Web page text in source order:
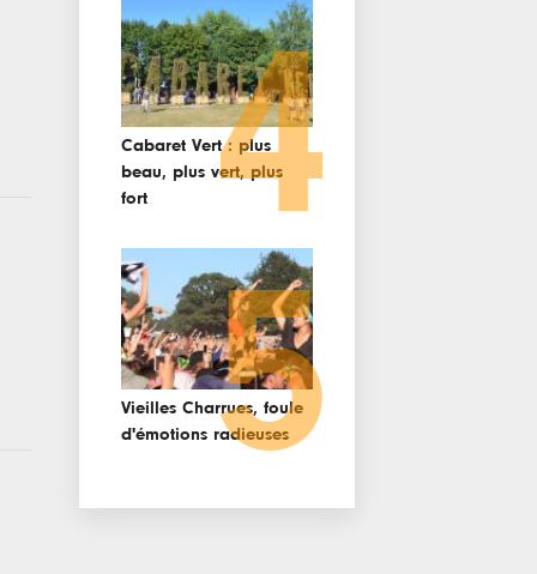
Cabaret Vert : plus
beau, plus vert, plus
fort
4
Vieilles Charrues, foule
d'émotions radieuses
5